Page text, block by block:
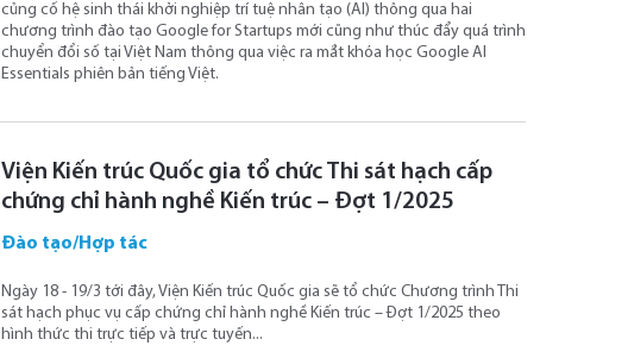
củng cố hệ sinh thái khởi nghiệp trí tuệ nhân tạo (AI) thông qua hai
chương trình đào tạo Google for Startups mới cũng như thúc đẩy quá trình
chuyển đổi số tại Việt Nam thông qua việc ra mắt khóa học Google AI
Essentials phiên bản tiếng Việt.
Viện Kiến trúc Quốc gia tổ chức Thi sát hạch cấp
chứng chỉ hành nghề Kiến trúc – Đợt 1/2025
Đào tạo/Hợp tác
Ngày 18 - 19/3 tới đây, Viện Kiến trúc Quốc gia sẽ tổ chức Chương trình Thi
sát hạch phục vụ cấp chứng chỉ hành nghề Kiến trúc – Đợt 1/2025 theo
hình thức thi trực tiếp và trực tuyến...